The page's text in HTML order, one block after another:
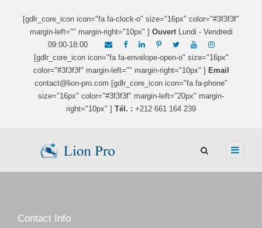
[gdlr_core_icon icon="fa fa-clock-o" size="16px" color="#3f3f3f"
margin-left="" margin-right="10px" ] OuvertLundi - Vendredi
09:00-18:00
[gdlr_core_icon icon="fa fa-envelope-open-o" size="16px"
color="#3f3f3f" margin-left="" margin-right="10px" ] Email
contact@lion-pro.com [gdlr_core_icon icon="fa fa-phone"
size="16px" color="#3f3f3f" margin-left="20px" margin-
right="10px" ] Tél. : +212 661 164 239
Contact Info